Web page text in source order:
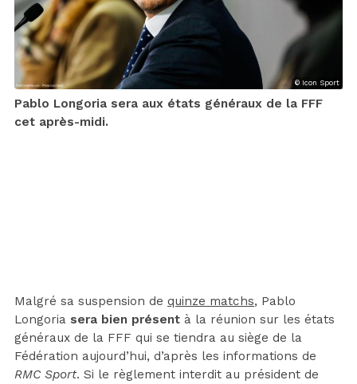
© Icon Sport
Pablo Longoria sera aux états généraux de la FFF
cet après-midi.
Malgré sa suspension de quinze matchs, Pablo
Longoria sera bien présent à la réunion sur les états
généraux de la FFF qui se tiendra au siège de la
Fédération aujourd’hui, d’après les informations de
RMC Sport. Si le règlement interdit au président de